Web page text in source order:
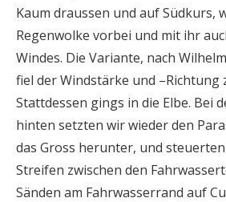
Kaum draussen und auf Südkurs,
Regenwolke vorbei und mit ihr
Windes. Die Variante, nach
fiel der Windstärke und –Richtung
Stattdessen gings in die Elbe. Bei
hinten setzten wir wieder den
das Gross herunter, und
Streifen zwischen den
Sänden am Fahrwasserrand auf